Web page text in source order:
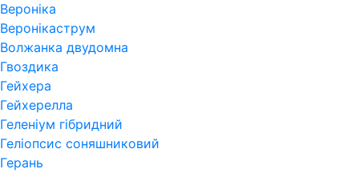
Вероніка
Веронікаструм
Волжанка двудомна
Гвоздика
Гейхера
Гейхерелла
Геленіум гібридний
Геліопсис соняшниковий
Герань